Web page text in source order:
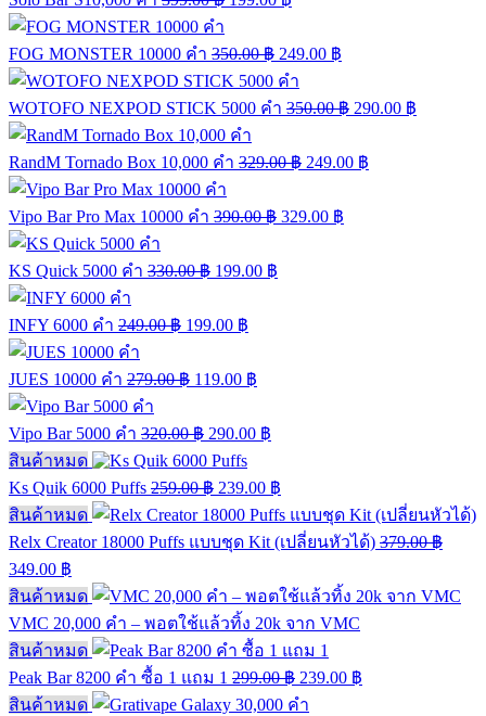
FOG MONSTER 10000 คำ 350.00฿ 249.00 ฿
WOTOFO NEXPOD STICK 5000 คำ 350.00฿ 290.00 ฿
RandM Tornado Box 10,000 คำ 329.00฿ 249.00 ฿
Vipo Bar Pro Max 10000 คำ 390.00฿ 329.00 ฿
KS Quick 5000 คำ 330.00฿ 199.00 ฿
INFY 6000 คำ 249.00฿ 199.00 ฿
JUES 10000 คำ 279.00฿ 119.00 ฿
Vipo Bar 5000 คำ 320.00฿ 290.00 ฿
สินค้าหมด
Ks Quik 6000 Puffs 259.00฿ 239.00 ฿
สินค้าหมด
Relx Creator 18000 Puffs แบบชุด Kit (เปลี่ยนหัวได้) 379.00฿
349.00 ฿
สินค้าหมด
VMC 20,000 คำ – พอตใช้แล้วทิ้ง 20k จาก VMC
สินค้าหมด
Peak Bar 8200 คำ ซื้อ 1 แถม 1 299.00฿ 239.00 ฿
สินค้าหมด